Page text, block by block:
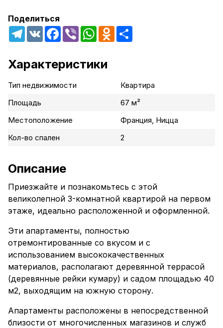
Поделиться
Telegram
VK Facebook
Viber WhatsAppOdnoklassniki
Характеристики
Тип недвижимости
Квартира
Площадь
67 м²
Местоположение
Франция, Ницца
Кол-во спален
2
Описание
Приезжайте и познакомьтесь с этой
великолепной 3-комнатной квартирой на первом
этаже, идеально расположенной и оформленной.
Эти апартаменты, полностью
отремонтированные со вкусом и с
использованием высококачественных
материалов, располагают деревянной террасой
(деревянные рейки кумару) и садом площадью 40
м2, выходящим на южную сторону.
Апартаменты расположены в непосредственной
близости от многочисленных магазинов и служб